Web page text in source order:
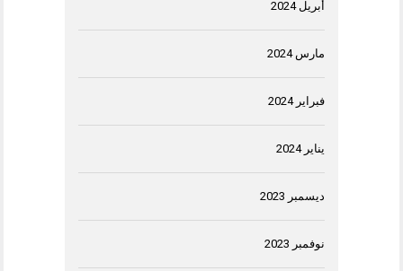
أبريل 2024
مارس 2024
فبراير 2024
يناير 2024
ديسمبر 2023
نوفمبر 2023